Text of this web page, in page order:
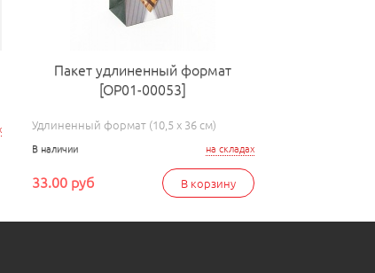
Пакет удлиненный формат
[ОР01-00053]
Удлиненный формат (10,5 x 36 см)
на складах
В наличии
В корзину
33.00 руб